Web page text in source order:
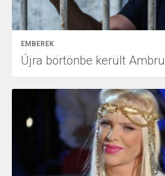
EMBEREK
Újra börtönbe került